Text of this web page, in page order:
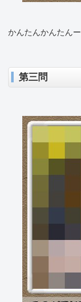
かんたんかんたん
第三問